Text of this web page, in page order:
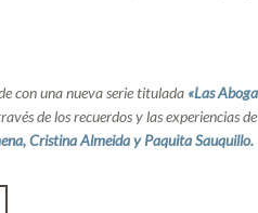
con una nueva serie titulada «Las
de los recuerdos y las experiencias
Cristina Almeida y Paquita Sauquillo.